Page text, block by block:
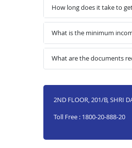
How long does it take to
What is the minimum
What are the documents
2ND FLOOR, 201/B, SHRI
Toll Free : 1800-20-888-20